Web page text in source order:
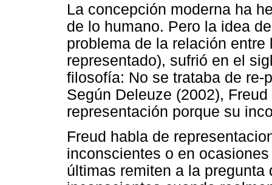
La concepción moderna ha
de lo humano. Pero la idea
problema de la relación
representado), sufrió en el
filosofía: No se trataba de re-
Según Deleuze (2002),
representación porque su
Freud habla de
inconscientes o en
últimas remiten a la